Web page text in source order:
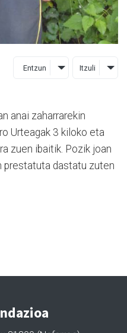
Entzun Itzuli
anai zaharrarekin
Urteagak 3 kiloko eta
zuen ibaitik. Pozik joan
prestatuta dastatu zuten